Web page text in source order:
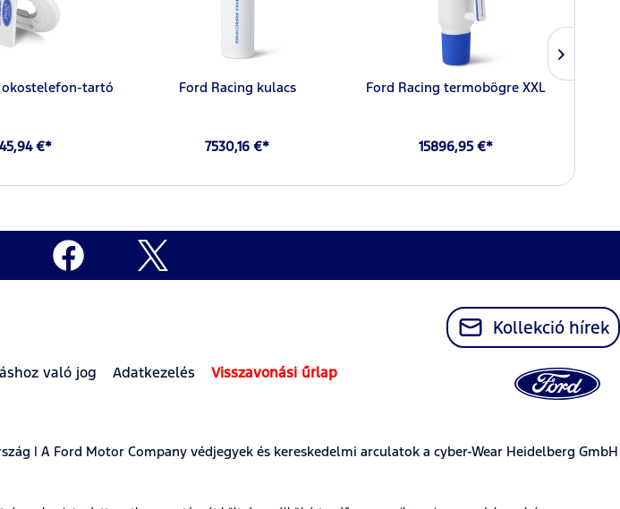
okostelefon-tartó
€*
Ford Racing kulacs
7530,16 €*
Ford Racing termobögre XXL
15896,95 €*
Kollekció hírek
való jog Adatkezelés
Visszavonási űrlap
| A Ford Motor Company védjegyek és kereskedelmi arculatok a cyber-Wear Heidelberg GmbH